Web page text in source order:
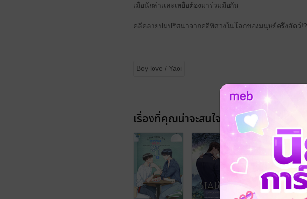
เมื่อนักล่าเเละเหยื่อต้องมาร่วมมือกัน
คลี่คลายปมปริศนาจากคดีพิศวงในโลกของมนุษย์ครึ่งสัตว์!?
Boy love / Yaoi
เรื่องที่คุณน่าจะสนใจ